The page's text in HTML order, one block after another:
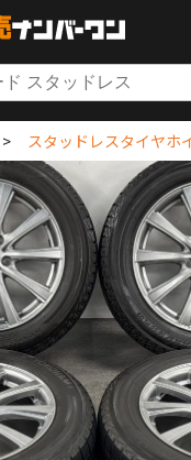
スタッドレスタイヤホ